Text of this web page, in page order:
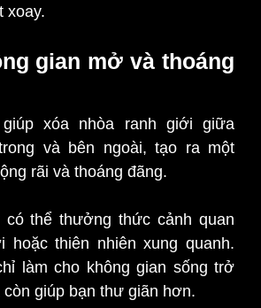
xoay.
gian mở và thoáng
xóa nhòa ranh giới giữa
và bên ngoài, tạo ra một
rãi và thoáng đãng.
thể thưởng thức cảnh quan
thiên nhiên xung quanh.
làm cho không gian sống trở
còn giúp bạn thư giãn hơn.